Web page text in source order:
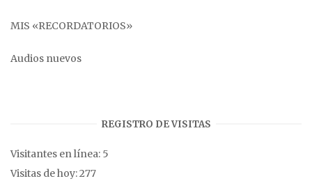
MIS «RECORDATORIOS»
Audios nuevos
REGISTRO DE VISITAS
Visitantes en línea: 5
Visitas de hoy:277